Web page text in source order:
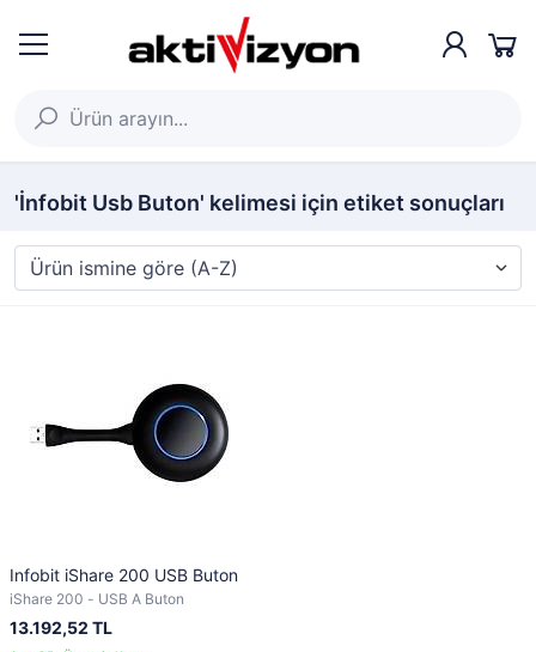
'İnfobit Usb Buton' kelimesi için etiket sonuçları
Infobit iShare 200 USB Buton
iShare 200 - USB A Buton
13.192,52 TL